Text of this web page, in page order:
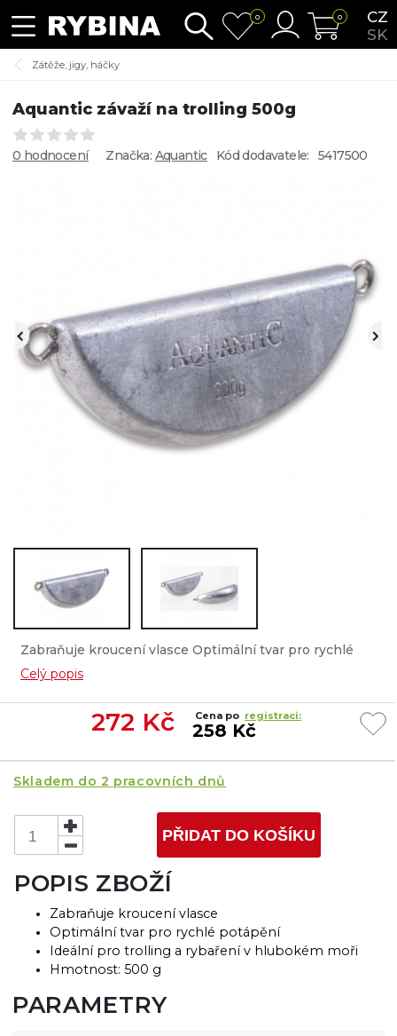
CZ
SK
0 0
Zátěže, jigy, háčky
Aquantic závaží na trolling 500g
0 hodnocení Značka: Aquantic Kód dodavatele:5417500
Zabraňuje kroucení vlasce Optimální tvar pro rychlé
potápění Ideální pro trolling a rybaření v hlubokém moři
Hmotnost: 500 g ...
Celý popis
272 Kč Cena po registraci:
258 Kč
Skladem do 2 pracovních dnů
PŘIDAT DO KOŠÍKU
POPIS ZBOŽÍ
Zabraňuje kroucení vlasce
Optimální tvar pro rychlé potápění
Ideální pro trolling a rybaření v hlubokém moři
Hmotnost: 500 g
PARAMETRY